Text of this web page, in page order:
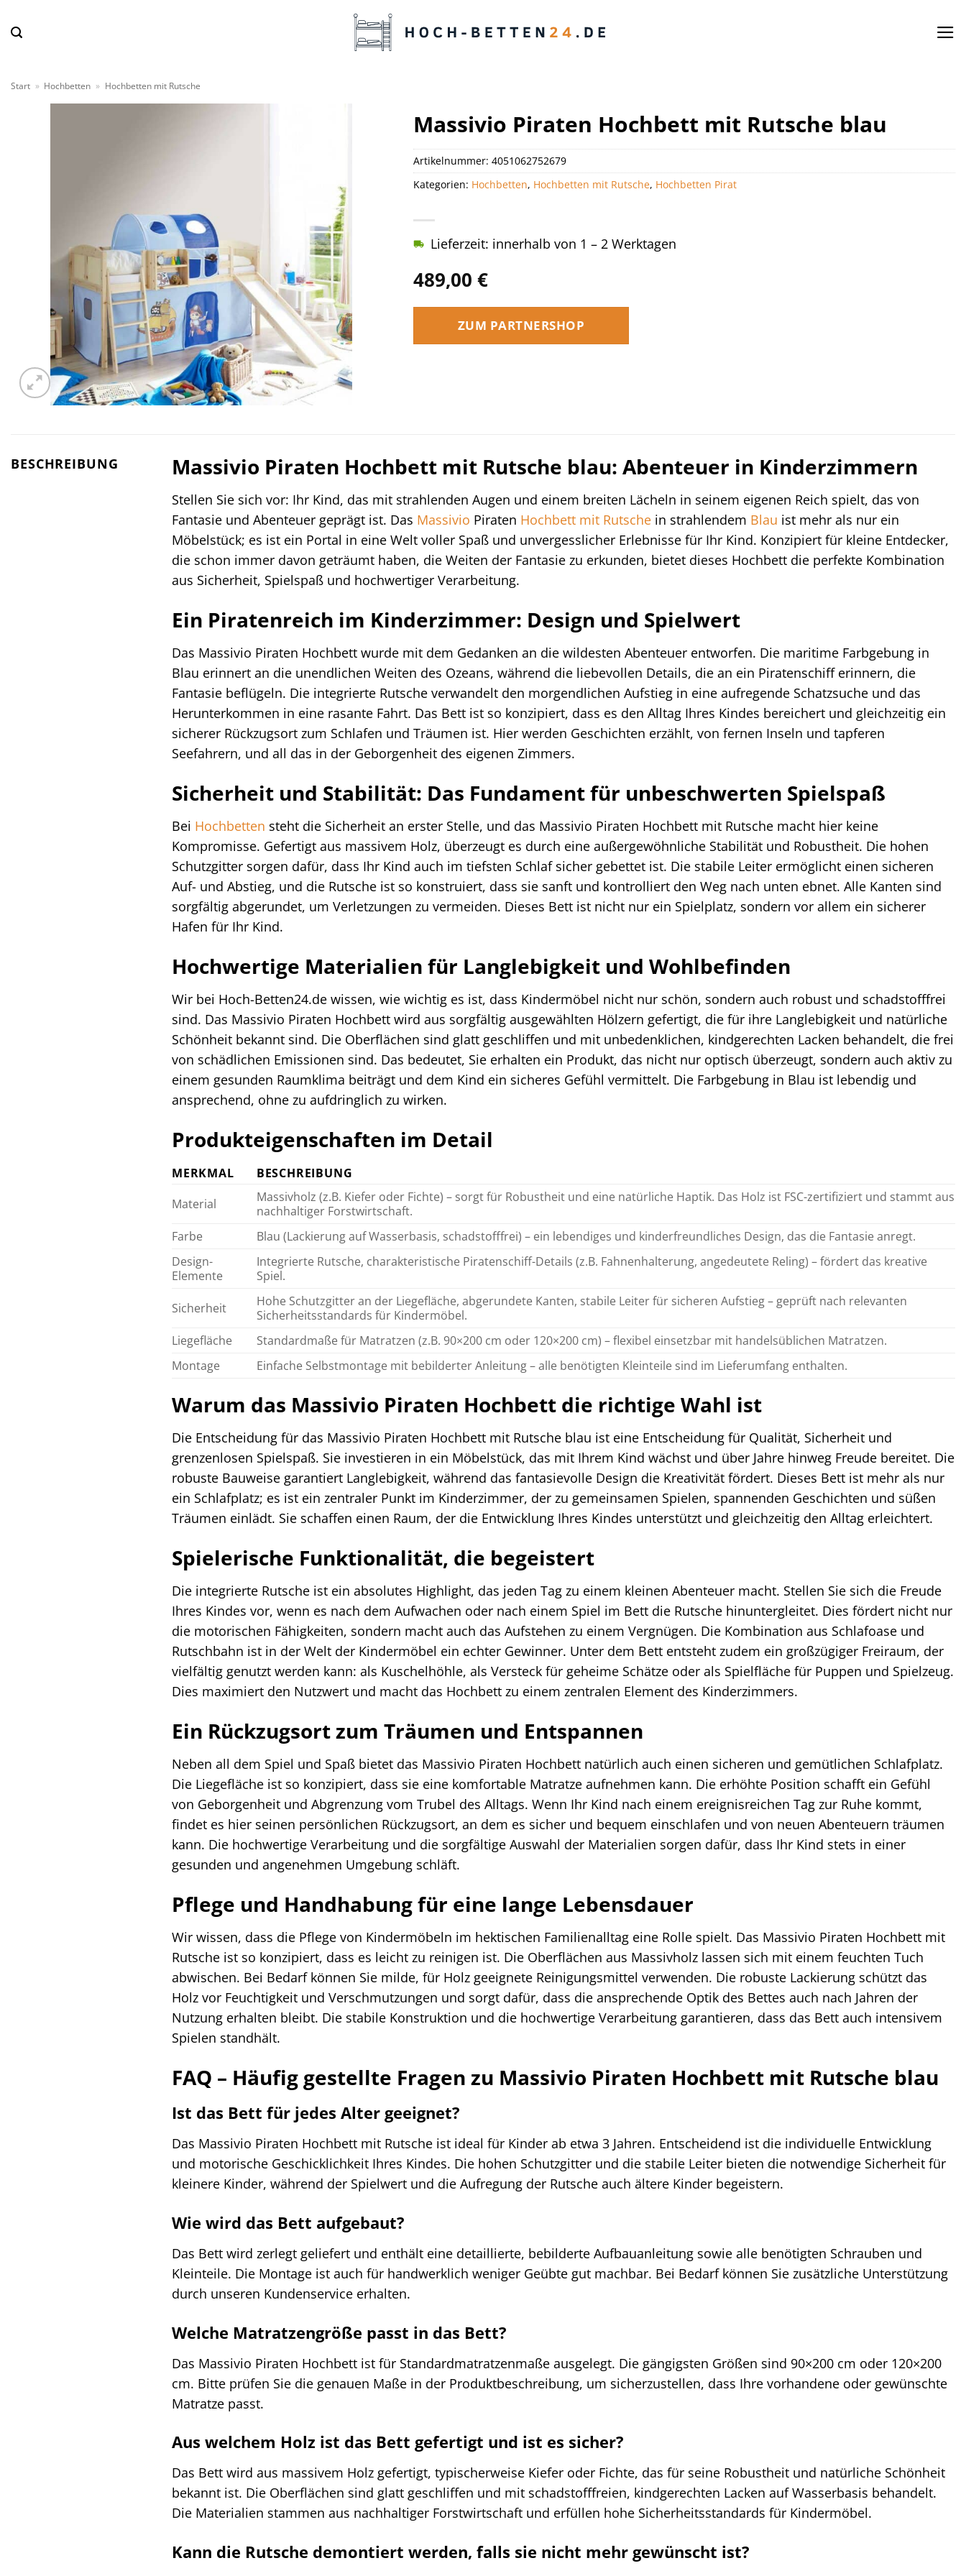
Inhalt
Start » Hochbetten » Hochbetten mit Rutsche
Massivio Piraten Hochbett mit Rutsche blau
489,00 €
Lieferzeit: innerhalb von 1 – 2 Werktagen
ZUM PARTNERSHOP
Artikelnummer: 4051062752679
Kategorien: Hochbetten, Hochbetten mit Rutsche, Hochbetten Pirat
BESCHREIBUNG Massivio Piraten Hochbett mit Rutsche blau: Abenteuer in Kinderzimmern
Stellen Sie sich vor: Ihr Kind, das mit strahlenden Augen und einem breiten Lächeln in seinem eigenen Reich spielt, das von
Fantasie und Abenteuer geprägt ist. Das Massivio Piraten Hochbett mit Rutsche in strahlendem Blau ist mehr als nur ein
Möbelstück; es ist ein Portal in eine Welt voller Spaß und unvergesslicher Erlebnisse für Ihr Kind. Konzipiert für kleine Entdecker,
die schon immer davon geträumt haben, die Weiten der Fantasie zu erkunden, bietet dieses Hochbett die perfekte Kombination
aus Sicherheit, Spielspaß und hochwertiger Verarbeitung.
Ein Piratenreich im Kinderzimmer: Design und Spielwert
Das Massivio Piraten Hochbett wurde mit dem Gedanken an die wildesten Abenteuer entworfen. Die maritime Farbgebung in
Blau erinnert an die unendlichen Weiten des Ozeans, während die liebevollen Details, die an ein Piratenschiff erinnern, die
Fantasie beflügeln. Die integrierte Rutsche verwandelt den morgendlichen Aufstieg in eine aufregende Schatzsuche und das
Herunterkommen in eine rasante Fahrt. Das Bett ist so konzipiert, dass es den Alltag Ihres Kindes bereichert und gleichzeitig ein
sicherer Rückzugsort zum Schlafen und Träumen ist. Hier werden Geschichten erzählt, von fernen Inseln und tapferen
Seefahrern, und all das in der Geborgenheit des eigenen Zimmers.
Sicherheit und Stabilität: Das Fundament für unbeschwerten Spielspaß
Bei Hochbetten steht die Sicherheit an erster Stelle, und das Massivio Piraten Hochbett mit Rutsche macht hier keine
Kompromisse. Gefertigt aus massivem Holz, überzeugt es durch eine außergewöhnliche Stabilität und Robustheit. Die hohen
Schutzgitter sorgen dafür, dass Ihr Kind auch im tiefsten Schlaf sicher gebettet ist. Die stabile Leiter ermöglicht einen sicheren
Auf- und Abstieg, und die Rutsche ist so konstruiert, dass sie sanft und kontrolliert den Weg nach unten ebnet. Alle Kanten sind
sorgfältig abgerundet, um Verletzungen zu vermeiden. Dieses Bett ist nicht nur ein Spielplatz, sondern vor allem ein sicherer
Hafen für Ihr Kind.
Hochwertige Materialien für Langlebigkeit und Wohlbefinden
Wir bei Hoch-Betten24.de wissen, wie wichtig es ist, dass Kindermöbel nicht nur schön, sondern auch robust und schadstofffrei
sind. Das Massivio Piraten Hochbett wird aus sorgfältig ausgewählten Hölzern gefertigt, die für ihre Langlebigkeit und natürliche
Schönheit bekannt sind. Die Oberflächen sind glatt geschliffen und mit unbedenklichen, kindgerechten Lacken behandelt, die frei
von schädlichen Emissionen sind. Das bedeutet, Sie erhalten ein Produkt, das nicht nur optisch überzeugt, sondern auch aktiv zu
einem gesunden Raumklima beiträgt und dem Kind ein sicheres Gefühl vermittelt. Die Farbgebung in Blau ist lebendig und
ansprechend, ohne zu aufdringlich zu wirken.
Produkteigenschaften im Detail
MERKMAL
BESCHREIBUNG
Material
Massivholz (z.B. Kiefer oder Fichte) – sorgt für Robustheit und eine natürliche Haptik. Das Holz ist FSC-zertifiziert und stammt aus
nachhaltiger Forstwirtschaft.
Farbe
Blau (Lackierung auf Wasserbasis, schadstofffrei) – ein lebendiges und kinderfreundliches Design, das die Fantasie anregt.
Design-
Elemente
Integrierte Rutsche, charakteristische Piratenschiff-Details (z.B. Fahnenhalterung, angedeutete Reling) – fördert das kreative
Spiel.
Sicherheit
Hohe Schutzgitter an der Liegefläche, abgerundete Kanten, stabile Leiter für sicheren Aufstieg – geprüft nach relevanten
Sicherheitsstandards für Kindermöbel.
Liegefläche
Standardmaße für Matratzen (z.B. 90×200 cm oder 120×200 cm) – flexibel einsetzbar mit handelsüblichen Matratzen.
Montage
Einfache Selbstmontage mit bebilderter Anleitung – alle benötigten Kleinteile sind im Lieferumfang enthalten.
Warum das Massivio Piraten Hochbett die richtige Wahl ist
Die Entscheidung für das Massivio Piraten Hochbett mit Rutsche blau ist eine Entscheidung für Qualität, Sicherheit und
grenzenlosen Spielspaß. Sie investieren in ein Möbelstück, das mit Ihrem Kind wächst und über Jahre hinweg Freude bereitet. Die
robuste Bauweise garantiert Langlebigkeit, während das fantasievolle Design die Kreativität fördert. Dieses Bett ist mehr als nur
ein Schlafplatz; es ist ein zentraler Punkt im Kinderzimmer, der zu gemeinsamen Spielen, spannenden Geschichten und süßen
Träumen einlädt. Sie schaffen einen Raum, der die Entwicklung Ihres Kindes unterstützt und gleichzeitig den Alltag erleichtert.
Spielerische Funktionalität, die begeistert
Die integrierte Rutsche ist ein absolutes Highlight, das jeden Tag zu einem kleinen Abenteuer macht. Stellen Sie sich die Freude
Ihres Kindes vor, wenn es nach dem Aufwachen oder nach einem Spiel im Bett die Rutsche hinuntergleitet. Dies fördert nicht nur
die motorischen Fähigkeiten, sondern macht auch das Aufstehen zu einem Vergnügen. Die Kombination aus Schlafoase und
Rutschbahn ist in der Welt der Kindermöbel ein echter Gewinner. Unter dem Bett entsteht zudem ein großzügiger Freiraum, der
vielfältig genutzt werden kann: als Kuschelhöhle, als Versteck für geheime Schätze oder als Spielfläche für Puppen und Spielzeug.
Dies maximiert den Nutzwert und macht das Hochbett zu einem zentralen Element des Kinderzimmers.
Ein Rückzugsort zum Träumen und Entspannen
Neben all dem Spiel und Spaß bietet das Massivio Piraten Hochbett natürlich auch einen sicheren und gemütlichen Schlafplatz.
Die Liegefläche ist so konzipiert, dass sie eine komfortable Matratze aufnehmen kann. Die erhöhte Position schafft ein Gefühl
von Geborgenheit und Abgrenzung vom Trubel des Alltags. Wenn Ihr Kind nach einem ereignisreichen Tag zur Ruhe kommt,
findet es hier seinen persönlichen Rückzugsort, an dem es sicher und bequem einschlafen und von neuen Abenteuern träumen
kann. Die hochwertige Verarbeitung und die sorgfältige Auswahl der Materialien sorgen dafür, dass Ihr Kind stets in einer
gesunden und angenehmen Umgebung schläft.
Pflege und Handhabung für eine lange Lebensdauer
Wir wissen, dass die Pflege von Kindermöbeln im hektischen Familienalltag eine Rolle spielt. Das Massivio Piraten Hochbett mit
Rutsche ist so konzipiert, dass es leicht zu reinigen ist. Die Oberflächen aus Massivholz lassen sich mit einem feuchten Tuch
abwischen. Bei Bedarf können Sie milde, für Holz geeignete Reinigungsmittel verwenden. Die robuste Lackierung schützt das
Holz vor Feuchtigkeit und Verschmutzungen und sorgt dafür, dass die ansprechende Optik des Bettes auch nach Jahren der
Nutzung erhalten bleibt. Die stabile Konstruktion und die hochwertige Verarbeitung garantieren, dass das Bett auch intensivem
Spielen standhält.
FAQ – Häufig gestellte Fragen zu Massivio Piraten Hochbett mit Rutsche blau
Ist das Bett für jedes Alter geeignet?
Das Massivio Piraten Hochbett mit Rutsche ist ideal für Kinder ab etwa 3 Jahren. Entscheidend ist die individuelle Entwicklung
und motorische Geschicklichkeit Ihres Kindes. Die hohen Schutzgitter und die stabile Leiter bieten die notwendige Sicherheit für
kleinere Kinder, während der Spielwert und die Aufregung der Rutsche auch ältere Kinder begeistern.
Wie wird das Bett aufgebaut?
Das Bett wird zerlegt geliefert und enthält eine detaillierte, bebilderte Aufbauanleitung sowie alle benötigten Schrauben und
Kleinteile. Die Montage ist auch für handwerklich weniger Geübte gut machbar. Bei Bedarf können Sie zusätzliche Unterstützung
durch unseren Kundenservice erhalten.
Welche Matratzengröße passt in das Bett?
Das Massivio Piraten Hochbett ist für Standardmatratzenmaße ausgelegt. Die gängigsten Größen sind 90×200 cm oder 120×200
cm. Bitte prüfen Sie die genauen Maße in der Produktbeschreibung, um sicherzustellen, dass Ihre vorhandene oder gewünschte
Matratze passt.
Aus welchem Holz ist das Bett gefertigt und ist es sicher?
Das Bett wird aus massivem Holz gefertigt, typischerweise Kiefer oder Fichte, das für seine Robustheit und natürliche Schönheit
bekannt ist. Die Oberflächen sind glatt geschliffen und mit schadstofffreien, kindgerechten Lacken auf Wasserbasis behandelt.
Die Materialien stammen aus nachhaltiger Forstwirtschaft und erfüllen hohe Sicherheitsstandards für Kindermöbel.
Kann die Rutsche demontiert werden, falls sie nicht mehr gewünscht ist?